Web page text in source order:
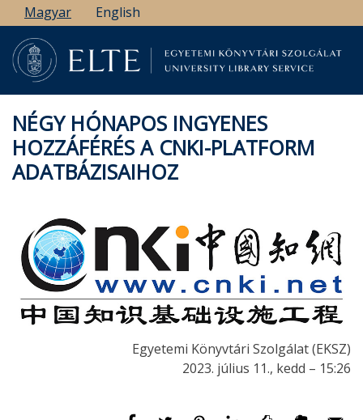
Ugrás
a
tartalomra
Magyar English
NÉGY HÓNAPOS INGYENES
HOZZÁFÉRÉS A CNKI-PLATFORM
ADATBÁZISAIHOZ
Egyetemi Könyvtári Szolgálat (EKSZ)
2023. július 11., kedd – 15:26